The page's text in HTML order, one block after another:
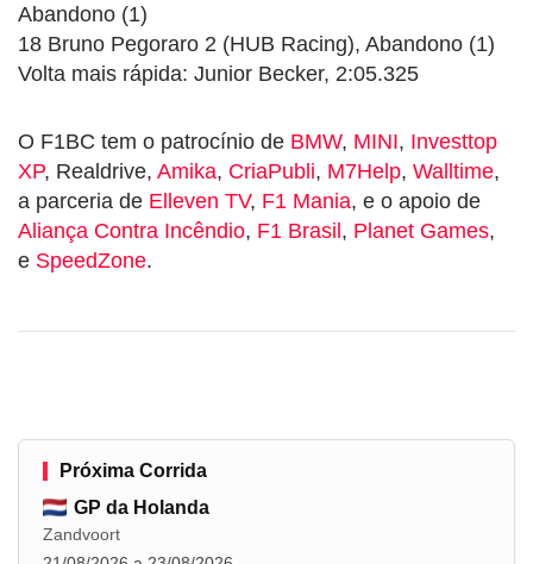
Abandono (1)
18 Bruno Pegoraro 2 (HUB Racing), Abandono (1)
Volta mais rápida: Junior Becker, 2:05.325
O F1BC tem o patrocínio de BMW, MINI, Investtop
XP, Realdrive, Amika, CriaPubli, M7Help, Walltime,
a parceria de Elleven TV, F1 Mania, e o apoio de
Aliança Contra Incêndio, F1 Brasil, Planet Games,
e SpeedZone.
Próxima Corrida
GP da Holanda
Zandvoort